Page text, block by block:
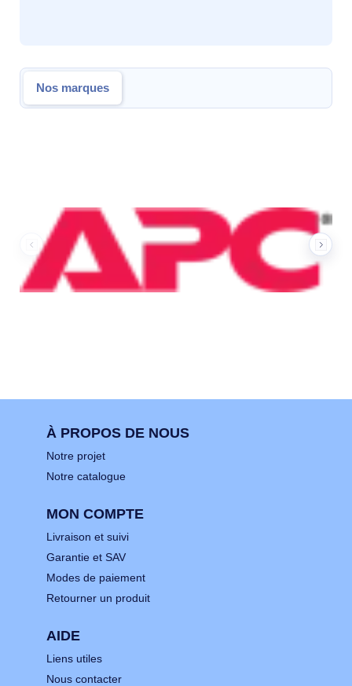
Nos marques
À PROPOS DE NOUS
Notre projet
Notre catalogue
MON COMPTE
Livraison et suivi
Garantie et SAV
Modes de paiement
Retourner un produit
AIDE
Liens utiles
Nous contacter